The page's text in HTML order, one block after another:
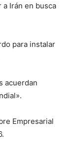
a Irán en busca
para instalar
acuerdan
Empresarial